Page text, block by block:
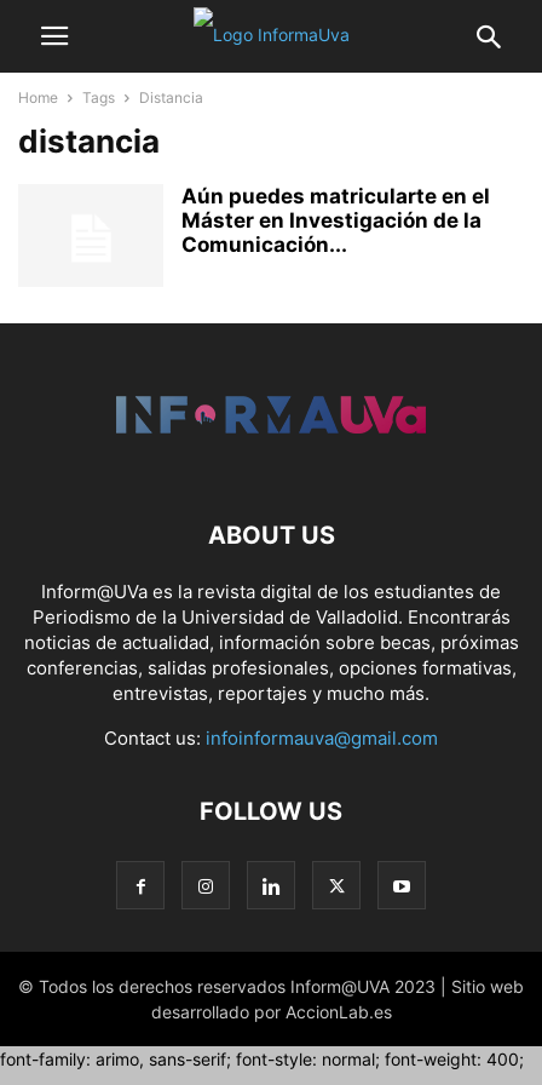
Home Tags Distancia
distancia
Aún puedes matricularte en el
Máster en Investigación de la
Comunicación...
ABOUT US
Inform@UVa es la revista digital de los estudiantes de
Periodismo de la Universidad de Valladolid. Encontrarás
noticias de actualidad, información sobre becas, próximas
conferencias, salidas profesionales, opciones formativas,
entrevistas, reportajes y mucho más.
Contact us: infoinformauva@gmail.com
FOLLOW US
© Todos los derechos reservados Inform@UVA 2023 | Sitio web
desarrollado por AccionLab.es
font-family: arimo, sans-serif; font-style: normal; font-weight: 400;